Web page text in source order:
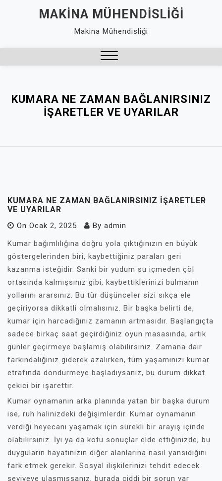
MAKINA MÜHENDISLIĞI
Makina Mühendisliği
KUMARA NE ZAMAN BAĞLANIRSINIZ
İŞARETLER VE UYARILAR
KUMARA NE ZAMAN BAĞLANIRSINIZ İŞARETLER
VE UYARILAR
On Ocak 2, 2025 By admin
Kumar bağımlılığına doğru yola çıktığınızın en büyük
göstergelerinden biri, kaybettiğiniz paraları geri
kazanma isteğidir. Sanki bir yudum su içmeden çöl
ortasında kalmışsınız gibi, kaybettiklerinizi bulmanın
yollarını ararsınız. Bu tür düşünceler sizi sıkça ele
geçiriyorsa dikkatli olmalısınız. Bir başka belirti de,
kumar için harcadığınız zamanın artmasıdır. Başlangıçta
sadece birkaç saat geçirdiğiniz oyun masasında, artık
günler geçirmeye başlamış olabilirsiniz. Zamana dair
farkındalığınız giderek azalırken, tüm yaşamınızı kumar
etrafında döndürmeye başladıysanız, bu durum dikkat
çekici bir işarettir.
Kumar oynamanın arka planında yatan bir başka durum
ise, ruh halinizdeki değişimlerdir. Kumar oynamanın
verdiği heyecanı yaşamak için sürekli bir arayış içinde
olabilirsiniz. İyi ya da kötü sonuçlar elde ettiğinizde, bu
duyguların hayatınızın diğer alanlarına nasıl yansıdığını
fark etmek gerekir. Sosyal ilişkilerinizi tehdit edecek
seviyeye ulaşmışsanız, burada ciddi bir sorun var